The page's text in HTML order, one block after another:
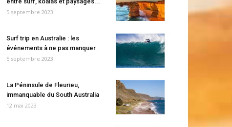
5 septembre 2023
Surf trip en Australie : les
événements à ne pas manquer
5 septembre 2023
La Péninsule de Fleurieu,
immanquable du South Australia
12 mai 2023